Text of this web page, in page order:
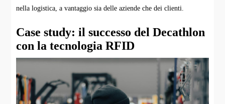
nella logistica, a vantaggio sia delle aziende che dei clienti.
Case study: il successo del Decathlon
con la tecnologia RFID